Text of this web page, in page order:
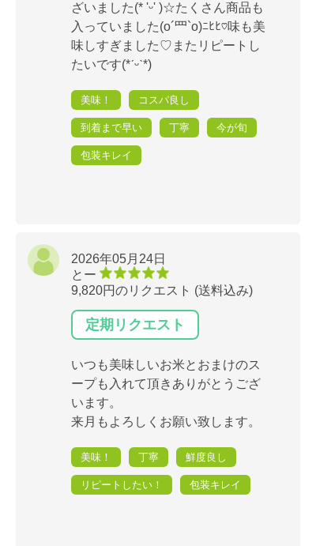
ざいました(* 'ᵕ' )☆たくさん商品も
入っていました(o´罒`o)ﾆﾋﾋ♡味も美
味しすぎました♡またリピートし
たいです(*ˊᵕˋ*)
美味！ コスパ良し
到着まで早い 丁寧 今が旬
包装キレイ
2026年05月24日
とー
9,820円のリクエスト (送料込み)
定期リクエスト
いつも美味しいお米とおまけのス
ープも入れて頂きありがとうござ
います。
来月もよろしくお願い致します。
美味！ 丁寧 鮮度良し
リピートしたい！ 包装キレイ